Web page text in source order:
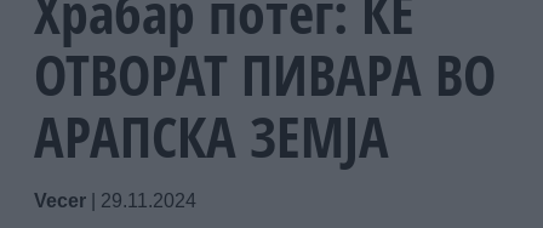
ОТВОРАТ ПИВАРА ВО
АРАПСКА ЗЕМЈА
Vecer 29.11.2024